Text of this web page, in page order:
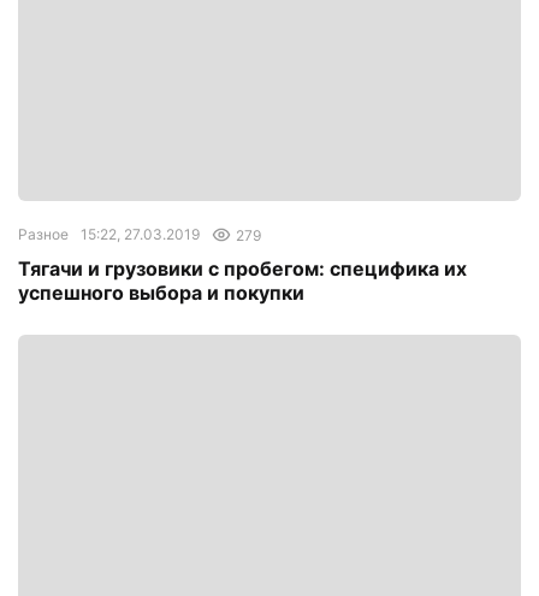
Разное 15:22, 27.03.2019 279
Тягачи и грузовики с пробегом: специфика их
успешного выбора и покупки